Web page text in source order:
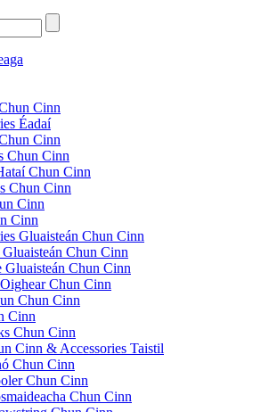
Cinn
Éadaí
Cinn
Chun Cinn
Chun Cinn
Chun Cinn
Cinn
Cinn
Gluaisteán Chun Cinn
Gluaisteán Chun Cinn
Gluaisteán Chun Cinn
Chun Cinn
Chun Cinn
Cinn
Chun Cinn
Cinn & Accessories Taistil
Chun Cinn
Chun Cinn
Chun Cinn